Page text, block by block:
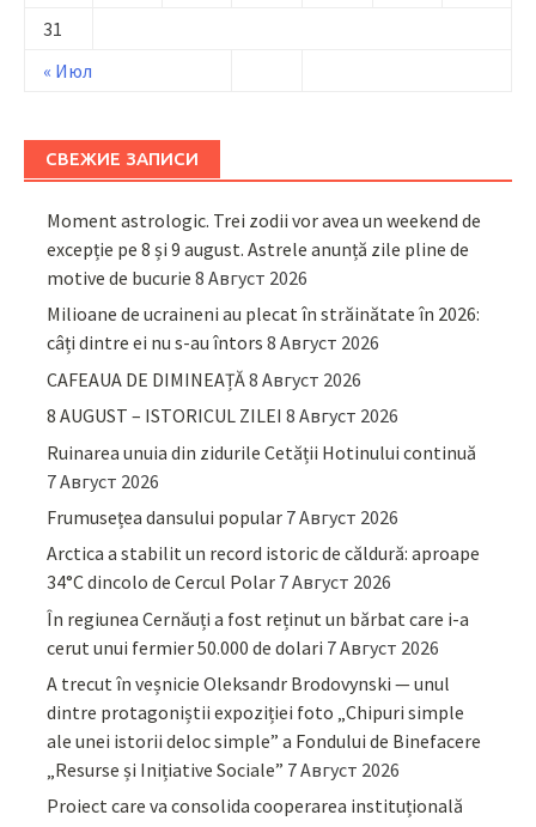
« Июл
31
СВЕЖИЕ ЗАПИСИ
Moment astrologic. Trei zodii vor avea un weekend de
excepție pe 8 și 9 august. Astrele anunță zile pline de
motive de bucurie 8 Август 2026
Milioane de ucraineni au plecat în străinătate în 2026:
câți dintre ei nu s-au întors 8 Август 2026
CAFEAUA DE DIMINEAȚĂ8 Август 2026
8 AUGUST – ISTORICUL ZILEI 8 Август 2026
Ruinarea unuia din zidurile Cetății Hotinului continuă
7 Август 2026
Frumusețea dansului popular 7 Август 2026
Arctica a stabilit un record istoric de căldură: aproape
34°C dincolo de Cercul Polar 7 Август 2026
În regiunea Cernăuți a fost reținut un bărbat care i-a
cerut unui fermier 50.000 de dolari 7 Август 2026
A trecut în veșnicie Oleksandr Brodovynski — unul
dintre protagoniștii expoziției foto „Chipuri simple
ale unei istorii deloc simple” a Fondului de Binefacere
„Resurse și Inițiative Sociale” 7 Август 2026
Proiect care va consolida cooperarea instituțională